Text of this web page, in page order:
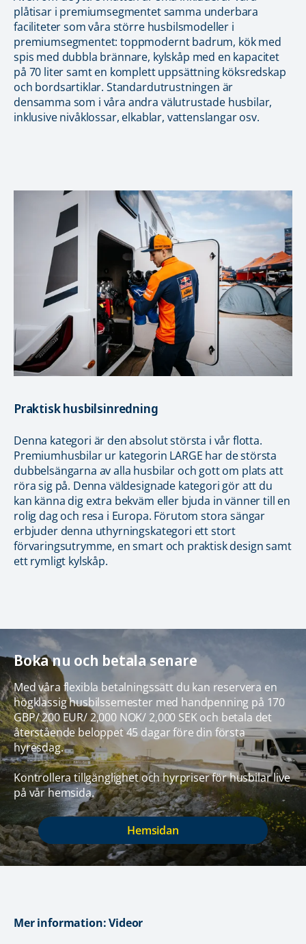
plåtisar i premiumsegmentet samma underbara
faciliteter som våra större husbilsmodeller i
premiumsegmentet: toppmodernt badrum, kök med
spis med dubbla brännare, kylskåp med en kapacitet
på 70 liter samt en komplett uppsättning köksredskap
och bordsartiklar. Standardutrustningen är
densamma som i våra andra välutrustade husbilar,
inklusive nivåklossar, elkablar, vattenslangar osv.
Praktisk husbilsinredning
Denna kategori är den absolut största i vår flotta.
Premiumhusbilar ur kategorin LARGE har de största
dubbelsängarna av alla husbilar och gott om plats att
röra sig på. Denna väldesignade kategori gör att du
kan känna dig extra bekväm eller bjuda in vänner till en
rolig dag och resa i Europa. Förutom stora sängar
erbjuder denna uthyrningskategori ett stort
förvaringsutrymme, en smart och praktisk design samt
ett rymligt kylskåp.
Boka nu och betala senare
Med våra flexibla betalningssätt du kan reservera en
högklassig husbilssemester med handpenning på 170
GBP/ 200 EUR/ 2,000 NOK/ 2,000 SEK och betala det
återstående beloppet 45 dagar före din första
hyresdag.
Kontrollera tillgänglighet och hyrpriser för husbilar live
på vår hemsida.
Hemsidan
Mer information: Videor